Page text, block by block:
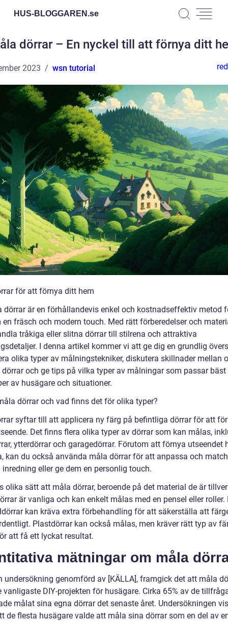
HUS-BLOGGAREN.se
dörrar – En nyckel till att förnya ditt
2023 wsn tutorial
för att förnya ditt hem
dörrar är en förhållandevis enkel och kostnadseffektiv metod
en fräsch och modern touch. Med rätt förberedelser och
tråkiga eller slitna dörrar till stilrena och attraktiva
I denna artikel kommer vi att ge dig en grundlig
olika typer av målningstekniker, diskutera skillnader mellan
dörrar och ge tips på vilka typer av målningar som passar
av husägare och situationer.
dörrar och vad finns det för olika typer?
syftar till att applicera ny färg på befintliga dörrar för att
Det finns flera olika typer av dörrar som kan målas,
ytterdörrar och garagedörrar. Förutom att förnya utseendet
kan du också använda måla dörrar för att anpassa och
eller ge dem en personlig touch.
olika sätt att måla dörrar, beroende på det material de är
är vanliga och kan enkelt målas med en pensel eller roller.
kan kräva extra förbehandling för att säkerställa att
Plastdörrar kan också målas, men kräver rätt typ av
att få ett lyckat resultat.
mätningar om måla
undersökning genomförd av [KÄLLA], framgick det att måla
vanligaste DIY-projekten för husägare. Cirka 65% av de
målat sina egna dörrar det senaste året. Undersökningen
de flesta husägare valde att måla sina dörrar som en del av